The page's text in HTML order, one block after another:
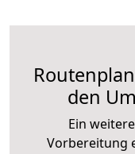
den
Ein
Vorbereitung